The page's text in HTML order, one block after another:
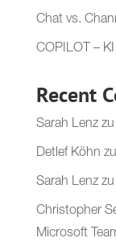
Chat vs.
COPILOT –
Recent
Sarah Lenzzu
Detlef Köhn zu
Sarah Lenzzu
Christopher
Microsoft